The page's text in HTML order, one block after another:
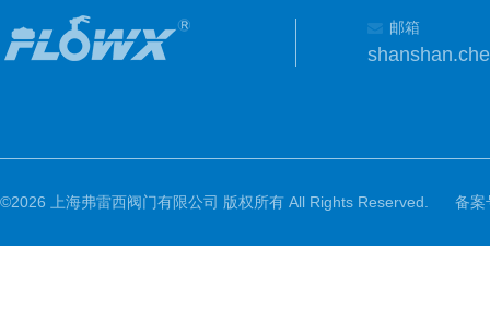
邮箱
©2026 上海弗雷西阀门有限公司 版权所有 All Rights Reserved. 备案